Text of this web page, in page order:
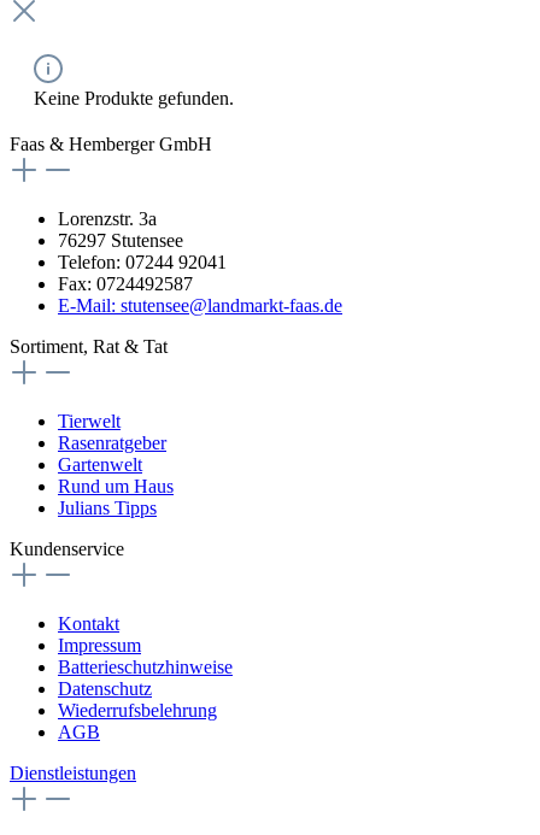
Keine Produkte gefunden.
Faas & Hemberger GmbH
Lorenzstr. 3a
76297 Stutensee
Telefon: 07244 92041
Fax: 0724492587
E-Mail: stutensee@landmarkt-faas.de
Sortiment, Rat & Tat
Tierwelt
Rasenratgeber
Gartenwelt
Rund um Haus
Julians Tipps
Kundenservice
Kontakt
Impressum
Batterieschutzhinweise
Datenschutz
Wiederrufsbelehrung
AGB
Dienstleistungen